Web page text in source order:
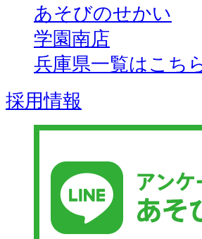
あそびのせかい
学園南店
兵庫県一覧はこち
採用情報